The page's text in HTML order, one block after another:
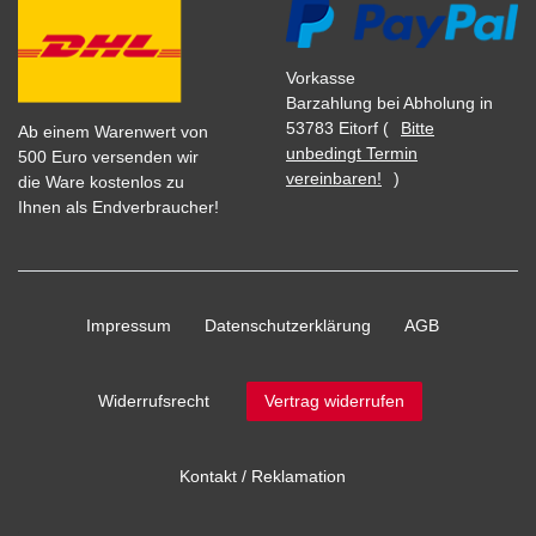
Ab einem Warenwert von
500 Euro versenden wir
die Ware kostenlos zu
Ihnen als Endverbraucher!
Vorkasse
Barzahlung bei Abholung in
53783 Eitorf (
Bitte
unbedingt Termin
vereinbaren!
)
Impressum Daten­schutz­erklärung AGB
Widerrufs­recht Vertrag widerrufen
Kontakt / Reklamation